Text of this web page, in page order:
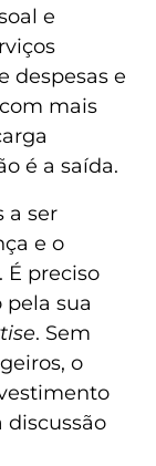
e
despesas e
mais
é a saída.
a ser
e o
preciso
sua
. Sem
o
discussão